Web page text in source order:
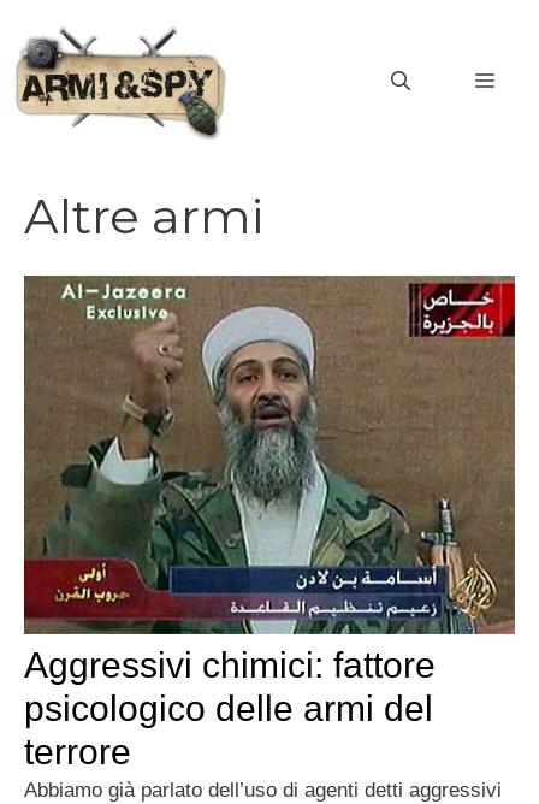
contenuto
Altre armi
Aggressivi chimici: fattore
psicologico delle armi del
terrore
Abbiamo già parlato dell’uso di agenti detti aggressivi